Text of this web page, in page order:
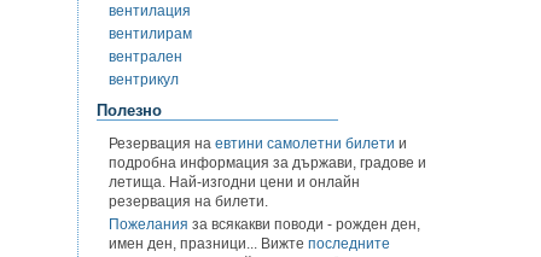
вентилация
вентилирам
вентрален
вентрикул
Полезно
Резервация на евтини самолетни билети и
подробна информация за държави, градове и
летища. Най-изгодни цени и онлайн
резервация на билети.
Пожелания за всякакви поводи - рожден ден,
имен ден, празници... Вижте последните